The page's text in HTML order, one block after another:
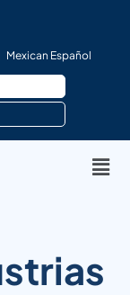
Mexican Español